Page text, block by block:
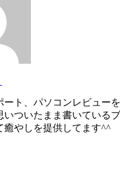
ート、パソコンレビュー
いついたまま書いている
癒やしを提供してます^^